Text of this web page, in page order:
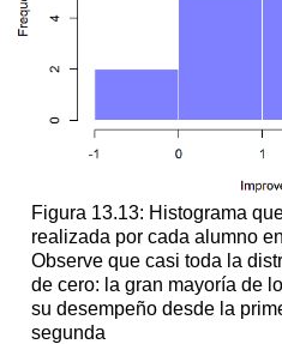
Figura 13.13: Histograma
realizada por cada alumno
Observe que casi toda la
de cero: la gran mayoría de
su desempeño desde la
segunda